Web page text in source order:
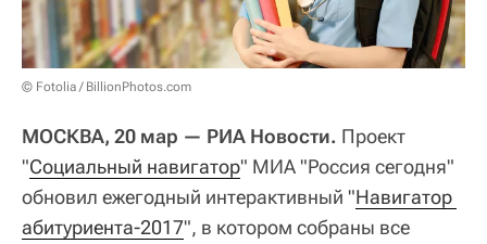
© Fotolia / BillionPhotos.com
МОСКВА, 20 мар — РИА Новости. Проект
"Социальный навигатор" МИА "Россия сегодня"
обновил ежегодный интерактивный "Навигатор
абитуриента-2017", в котором собраны все